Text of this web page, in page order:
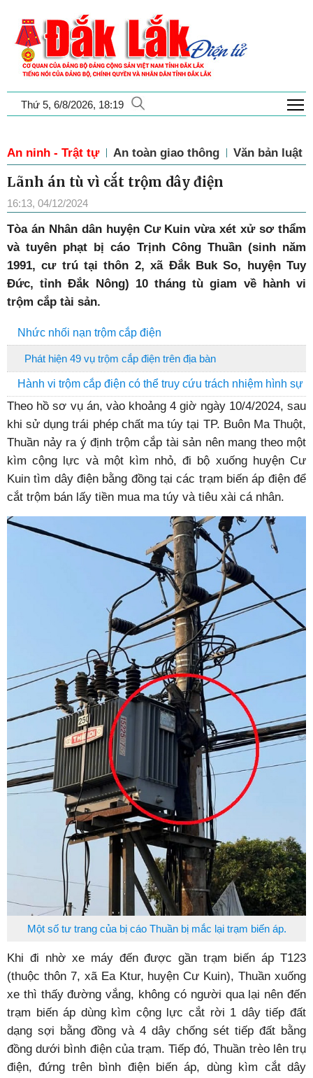
Thứ 5, 6/8/2026, 18:19
An ninh - Trật tự An toàn giao thông Văn bản luật
Lãnh án tù vì cắt trộm dây điện
16:13, 04/12/2024
Tòa án Nhân dân huyện Cư Kuin vừa xét xử sơ thẩm
và tuyên phạt bị cáo Trịnh Công Thuần (sinh năm
1991, cư trú tại thôn 2, xã Đắk Buk So, huyện Tuy
Đức, tỉnh Đắk Nông) 10 tháng tù giam về hành vi
trộm cắp tài sản.
Nhức nhối nạn trộm cắp điện
Phát hiện 49 vụ trộm cắp điện trên địa bàn
Hành vi trộm cắp điện có thể truy cứu trách nhiệm hình sự
Theo hồ sơ vụ án, vào khoảng 4 giờ ngày 10/4/2024, sau
khi sử dụng trái phép chất ma túy tại TP. Buôn Ma Thuột,
Thuần nảy ra ý định trộm cắp tài sản nên mang theo một
kìm cộng lực và một kìm nhỏ, đi bộ xuống huyện Cư
Kuin tìm dây điện bằng đồng tại các trạm biến áp điện để
cắt trộm bán lấy tiền mua ma túy và tiêu xài cá nhân.
Một số tư trang của bị cáo Thuần bị mắc lại trạm biến áp.
Khi đi nhờ xe máy đến được gần trạm biến áp T123
(thuộc thôn 7, xã Ea Ktur, huyện Cư Kuin), Thuần xuống
xe thì thấy đường vắng, không có người qua lại nên đến
trạm biến áp dùng kìm cộng lực cắt rời 1 dây tiếp đất
dạng sợi bằng đồng và 4 dây chống sét tiếp đất bằng
đồng dưới bình điện của trạm. Tiếp đó, Thuần trèo lên trụ
điện, đứng trên bình điện biến áp, dùng kìm cắt dây